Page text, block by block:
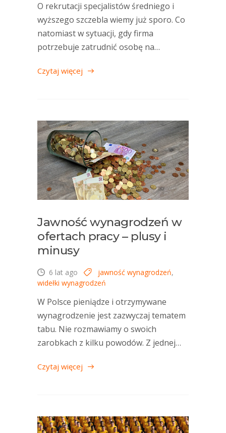
O rekrutacji specjalistów średniego i
wyższego szczebla wiemy już sporo. Co
natomiast w sytuacji, gdy firma
potrzebuje zatrudnić osobę na…
Czytaj więcej
Jawność wynagrodzeń w
ofertach pracy – plusy i
minusy
6 lat ago jawność wynagrodzeń,
widełki wynagrodzeń
W Polsce pieniądze i otrzymywane
wynagrodzenie jest zazwyczaj tematem
tabu. Nie rozmawiamy o swoich
zarobkach z kilku powodów. Z jednej…
Czytaj więcej